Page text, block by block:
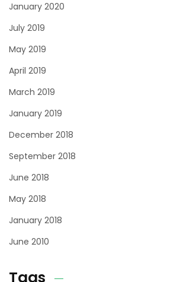
January 2020
July 2019
May 2019
April 2019
March 2019
January 2019
December 2018
September 2018
June 2018
May 2018
January 2018
June 2010
Tags